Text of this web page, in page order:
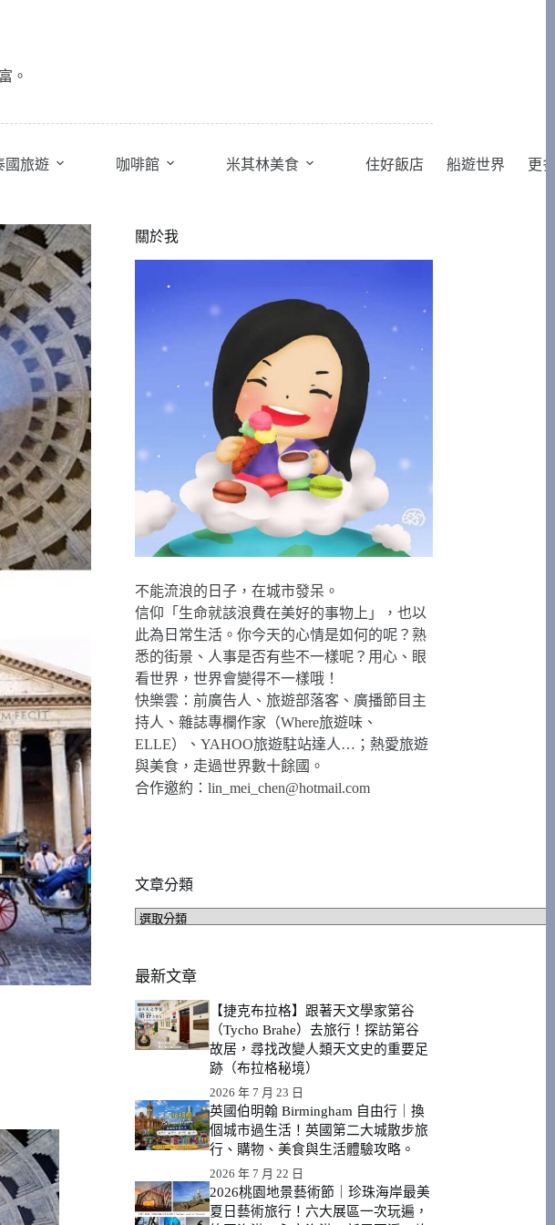
。
國旅遊 咖啡館 米其林美食 住好飯店 船遊世界 更
關於我
不能流浪的日子，在城市發呆。
信仰「生命就該浪費在美好的事物上」，也以
此為日常生活。你今天的心情是如何的呢？熟
悉的街景、人事是否有些不一樣呢？用心、眼
看世界，世界會變得不一樣哦！
快樂雲：前廣告人、旅遊部落客、廣播節目主
持人、雜誌專欄作家（Where旅遊味、
ELLE）、YAHOO旅遊駐站達人…；熱愛旅遊
與美食，走過世界數十餘國。
合作邀約：lin_mei_chen@hotmail.com
文章分類
文
類
最新文章
【捷克布拉格】跟著天文學家第谷
（Tycho Brahe）去旅行！探訪第谷
故居，尋找改變人類天文史的重要足
跡（布拉格秘境）
2026 年 7 月 23 日
英國伯明翰 Birmingham 自由行｜換
個城市過生活！英國第二大城散步旅
行、購物、美食與生活體驗攻略。
2026 年 7 月 22 日
2026桃園地景藝術節｜珍珠海岸最美
夏日藝術旅行！六大展區一次玩遍，